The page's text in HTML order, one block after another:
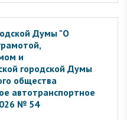
Думы "О
и
городской Думы
общества
автотранспортное
№ 54